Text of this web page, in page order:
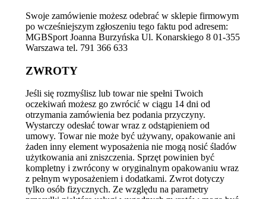
Swoje zamówienie możesz odebrać w sklepie firmowym
po wcześniejszym zgłoszeniu tego faktu pod adresem:
MGBSport Joanna Burzyńska Ul. Konarskiego 8 01-355
Warszawa tel. 791 366 633
ZWROTY
Jeśli się rozmyślisz lub towar nie spełni Twoich
oczekiwań możesz go zwrócić w ciągu 14 dni od
otrzymania zamówienia bez podania przyczyny.
Wystarczy odesłać towar wraz z odstąpieniem od
umowy. Towar nie może być używany, opakowanie ani
żaden inny element wyposażenia nie mogą nosić śladów
użytkowania ani zniszczenia. Sprzęt powinien być
kompletny i zwrócony w oryginalnym opakowaniu wraz
z pełnym wyposażeniem i dodatkami. Zwrot dotyczy
tylko osób fizycznych. Ze względu na parametry